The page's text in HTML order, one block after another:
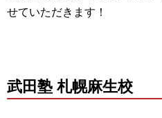
せていただきます！
武田塾 札幌麻生校